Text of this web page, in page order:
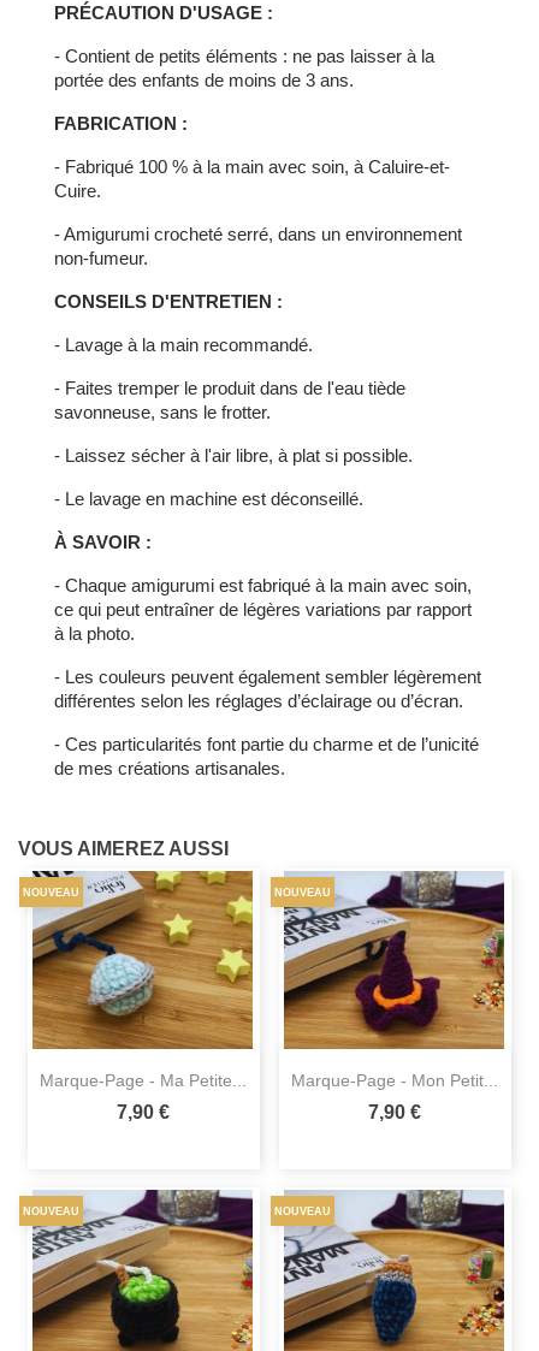
PRÉCAUTION D'USAGE :
- Contient de petits éléments : ne pas laisser à la
portée des enfants de moins de 3 ans.
FABRICATION :
- Fabriqué 100 % à la main avec soin, à Caluire-et-
Cuire.
- Amigurumi crocheté serré, dans un environnement
non-fumeur.
CONSEILS D'ENTRETIEN :
- Lavage à la main recommandé.
- Faites tremper le produit dans de l'eau tiède
savonneuse, sans le frotter.
- Laissez sécher à l'air libre, à plat si possible.
- Le lavage en machine est déconseillé.
À SAVOIR :
- Chaque amigurumi est fabriqué à la main avec soin,
ce qui peut entraîner de légères variations par rapport
à la photo.
- Les couleurs peuvent également sembler légèrement
différentes selon les réglages d’éclairage ou d’écran.
- Ces particularités font partie du charme et de l’unicité
de mes créations artisanales.
VOUS AIMEREZ AUSSI
Marque-Page - Ma Petite...
7,90 €
NOUVEAU
Marque-Page - Mon Petit...
7,90 €
NOUVEAU
NOUVEAU NOUVEAU